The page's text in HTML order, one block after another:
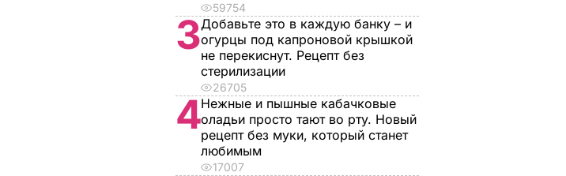
59754
3Добавьте это в каждую банку – и
огурцы под капроновой крышкой
не перекиснут. Рецепт без
стерилизации
26705
4Нежные и пышные кабачковые
оладьи просто тают во рту. Новый
рецепт без муки, который станет
любимым
17007